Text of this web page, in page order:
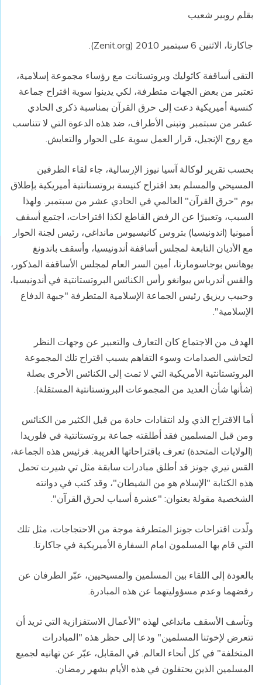
بقلم روبير شعيب
جاكارتا، الاثنين 6 سبتمبر 2010 ( Zenit.org
).
التقى أساقفة كاثوليك وبروتستانت مع رؤساء مجموعة إسلامية،
تعتبر من بعض الجهات متطرفة، لكي يدينوا سوية اقتراح جماعة
كنسية أميريكية دعت إلى حرق القرآن بمناسبة ذكرى الحادي
عشر من سبتمبر. وتبنى الأطراف، ضد هذه الدعوة التي لا تتناسب
مع روح الإنجيل، قرار العمل سوية على الحوار والتعايش.
بحسب تقرير لوكالة آسيا نيوز الإرسالية، جاء لقاء الطرفين
المسيحي والمسلم بعد اقتراح كنيسة بروتستانتية أميريكية بإطلاق
يوم "حرق القرآن" العالمي في الحادي عشر من سبتمبر. ولهذا
السبب، وتعبيرًا عن الرفض القاطع لكذا اقتراحات، اجتمع أسقف
أمبونيا (اندونيسيا) بتروس كانيسيوس مانداغي، رئيس لجنة الحوار
مع الأديان التابعة لمجلس أساقفة أندونيسيا، وأسقف باندونغ
يوهانس بوجاسومارتا، أمين السر العام لمجلس الأساقفة المذكور،
والقس أندرياس ييوانغو رأس الكنائس البروتستانتية في أندونيسيا،
وحبيب ريزيق رئيس الجماعة الإسلامية المتطرفة "جبهة الدفاع
الإسلامية".
الهدف من الاجتماع كان التعارف والتعبير عن وجهات النظر
لتحاشي الصدامات وسوء التفاهم بسبب اقتراح تلك المجموعة
البروتستانتية الأمريكية التي لا تمت إلى الكنائس الأخرى بصلة
(شأنها شأن العديد من المجموعات البروتستانتية المستقلة).
أما الاقتراح الذي ولد انتقادات حادة من قبل الكثير من الكنائس
ومن قبل المسلمين فقد أطلقته جماعة بروتستانتية في فلوريدا
(الولايات المتحدة) تعرف باقتراحاتها الغريبة. فرئيس هذه الجماعة،
القس تيري جونز قد أطلق مبادرات سابقة مثل تي شيرت تحمل
هذه الكتابة "الإسلام هو من الشيطان"، وقد كتب في دوانته
الشخصية مقولة بعنوان: "عشرة أسباب لحرق القرآن".
ولّدت اقتراحات جونز المتطرفة موجة من الاحتجاجات، مثل تلك
التي قام بها المسلمون امام السفارة الأميريكية في جاكارتا.
بالعودة إلى اللقاء بين المسلمين والمسيحيين، عبّر الطرفان عن
رفضهما وعدم مسؤوليتهما عن هذه المبادرة.
وتأسف الأسقف مانداغي لهذه "الأعمال الاستفزازية التي تريد أن
تتعرض لإخوتنا المسلمين" ودعا إلى حظر هذه "المبادرات
المتخلفة" في كل أنحاء العالم. في المقابل، عبّر عن تهانيه لجميع
المسلمين الذين يحتفلون في هذه الأيام بشهر رمضان.